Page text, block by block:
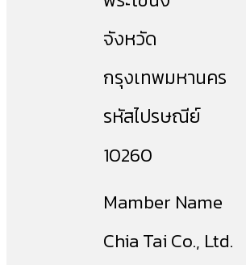
จังหวัด
กรุงเทพมหานคร
รหัสไปรษณีย์
10260
Mamber Name
Chia Tai Co., Ltd.